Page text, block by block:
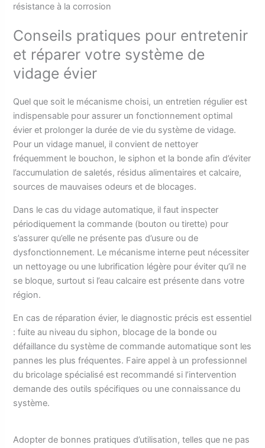
résistance à la corrosion
Conseils pratiques pour entretenir
et réparer votre système de
vidage évier
Quel que soit le mécanisme choisi, un entretien régulier est
indispensable pour assurer un fonctionnement optimal
évier et prolonger la durée de vie du système de vidage.
Pour un vidage manuel, il convient de nettoyer
fréquemment le bouchon, le siphon et la bonde afin d’éviter
l’accumulation de saletés, résidus alimentaires et calcaire,
sources de mauvaises odeurs et de blocages.
Dans le cas du vidage automatique, il faut inspecter
périodiquement la commande (bouton ou tirette) pour
s’assurer qu’elle ne présente pas d’usure ou de
dysfonctionnement. Le mécanisme interne peut nécessiter
un nettoyage ou une lubrification légère pour éviter qu’il ne
se bloque, surtout si l’eau calcaire est présente dans votre
région.
En cas de réparation évier, le diagnostic précis est essentiel
: fuite au niveau du siphon, blocage de la bonde ou
défaillance du système de commande automatique sont les
pannes les plus fréquentes. Faire appel à un professionnel
du bricolage spécialisé est recommandé si l’intervention
demande des outils spécifiques ou une connaissance du
système.
Adopter de bonnes pratiques d’utilisation, telles que ne pas